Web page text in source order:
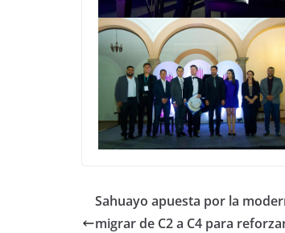
Sahuayo apuesta por la
migrar de C2 a C4 para